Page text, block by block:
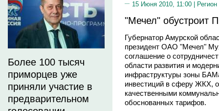
Более 100 тысяч
приморцев уже
приняли участие в
предварительном
15 Июня 2010, 11:00 | Регион
"Мечел" обустроит
Губернатор Амурской
президент ОАО "Мечел"
соглашение о
области развития и
инфраструктуры зоны
инвестиций в сферу ЖКХ,
качественными
обоснованных тарифов.